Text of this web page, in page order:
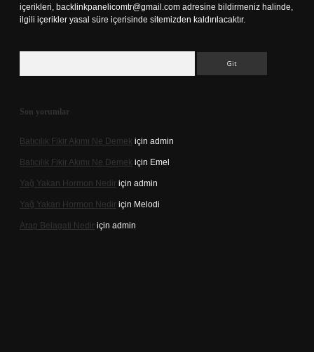
içerikleri, backlinkpanelicomtr@gmail.com adresine bildirmeniz halinde,
ilgili içerikler yasal süre içerisinde sitemizden kaldırılacaktır.
Son yorumlar
Batıcılık Fikir Akımı Ne Demek için admin
Batıcılık Fikir Akımı Ne Demek için Emel
Yağ Yakan Hormon Nedir için admin
Yağ Yakan Hormon Nedir için Melodi
Arap Belagati Nedir için admin